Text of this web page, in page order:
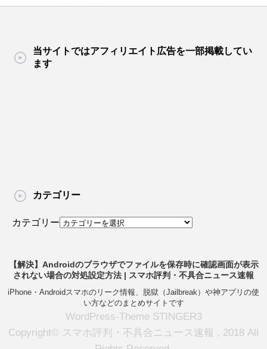
当サイトではアフィリエイト広告を一部掲載してい
ます
カテゴリー
カテゴリー
【解決】Androidのブラウザでファイルを保存時に確認画面が表示
されない場合の対処設定方法 | スマホ評判・不具合ニュース速報
iPhone・Androidスマホのリーク情報、脱獄（Jailbreak）や神アプリの使
い方などのまとめサイトです
WordPress-Theme STINGER3
Copyright© スマホ評判・不具合ニュース速報 , 2018 All